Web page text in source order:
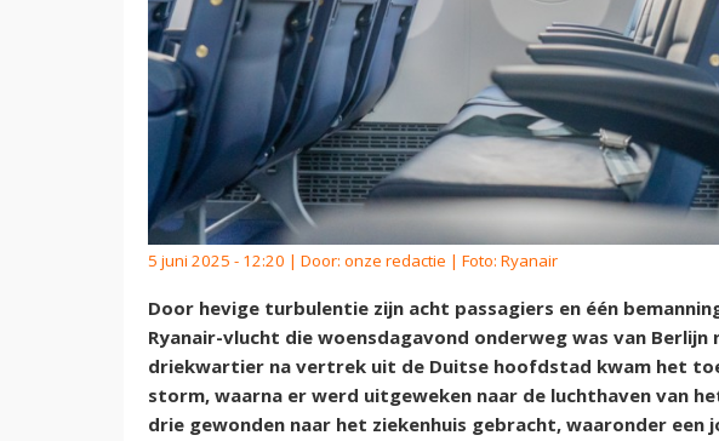
5 juni 2025 - 12:20 | Door: onze redactie | Foto: Ryanair
Door hevige turbulentie zijn acht passagiers en één
Ryanair-vlucht die woensdagavond onderweg was van Berlijn
driekwartier na vertrek uit de Duitse hoofdstad kwam het
storm, waarna er werd uitgeweken naar de luchthaven van
drie gewonden naar het ziekenhuis gebracht, waaronder een